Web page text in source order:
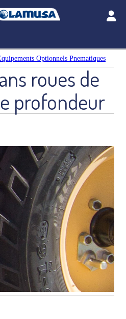
Optionnels Pnematiques
roues de
profondeur